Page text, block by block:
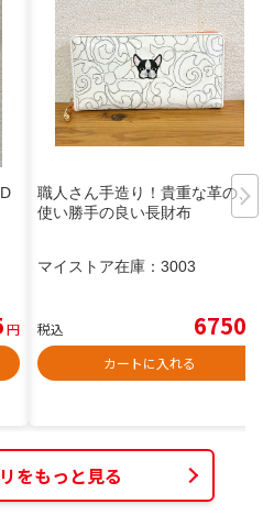
円
職人さん手造り！貴重な革の、
使い勝手の良い長財布
マイストア在庫： 3003
税込 6750
カートに入れる
をもっと見る